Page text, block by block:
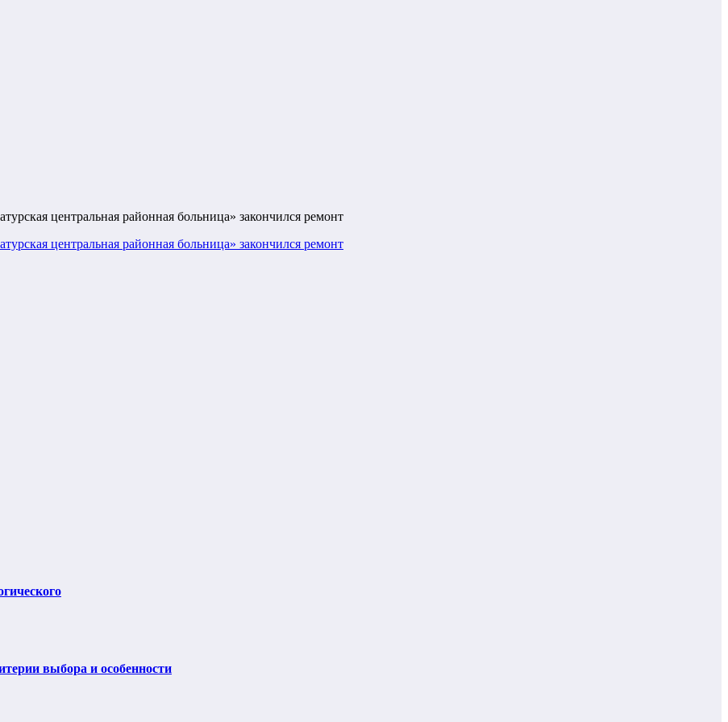
центральная районная больница» закончился ремонт
центральная районная больница» закончился ремонт
выбора и особенности